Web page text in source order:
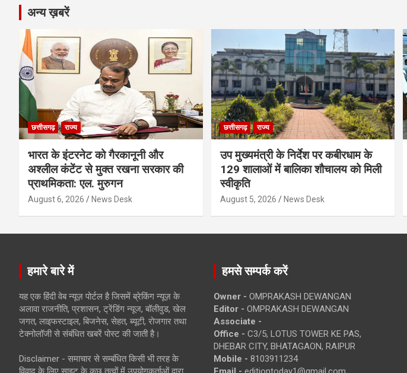
अन्य ख़बरें
छत्तीसगढ़ राज्य
भारत के इंटरनेट को गैरकानूनी और
अश्लील कंटेंट से मुक्त रखना सरकार की
प्राथमिकता: एल. मुरुगन
August 6, 2026 News Desk
छत्तीसगढ़ राज्य
उप मुख्यमंत्री के निर्देश पर कबीरधाम के
129 शालाओं में बालिका शौचालय को मिली
स्वीकृति
August 5, 2026 News Desk
हमारे बारे में
यह एक हिंदी वेब न्यूज़ पोर्टल है जिसमें ब्रेकिंग न्यूज़ के
अलावा राजनीति, प्रशासन, ट्रेंडिंग न्यूज, बॉलीवुड, खेल
जगत, लाइफस्टाइल, बिजनेस, सेहत, ब्यूटी, रोजगार तथा
टेक्नोलॉजी से संबंधित खबरें पोस्ट की जाती है।
Disclaimer - समाचार से सम्बंधित किसी भी तरह के
हमसे सम्पर्क करें
Owner - OMPRAKASH DEWANGAN
Editor - OMPRAKASH DEWANGAN
Associate -
Office - C3/5, LOTUS TOWER KE PAS,
DHEBAR CITY, BHATAGAON, RAIPUR
Mobile - 8103911234